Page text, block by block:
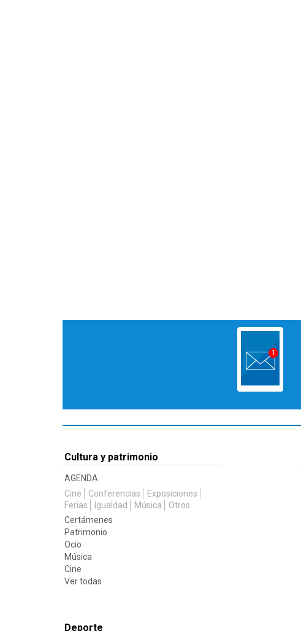
Cultura y patrimonio
AGENDA
Cine
Conferencias
Exposiciones
Ferias
Igualdad Música
Otros
Certámenes
Patrimonio
Ocio
Música
Cine
Ver todas
Deporte